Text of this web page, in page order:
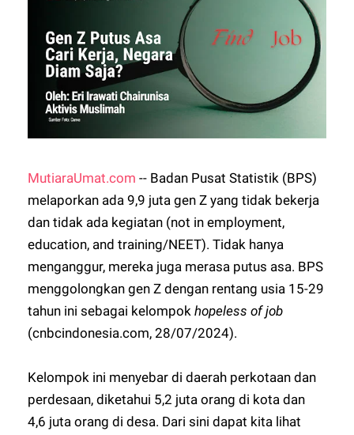
MutiaraUmat.com -- Badan Pusat Statistik (BPS)
melaporkan ada 9,9 juta gen Z yang tidak bekerja
dan tidak ada kegiatan (not in employment,
education, and training/NEET). Tidak hanya
menganggur, mereka juga merasa putus asa. BPS
menggolongkan gen Z dengan rentang usia 15-29
tahun ini sebagai kelompokhopeless of job
(cnbcindonesia.com, 28/07/2024).
Kelompok ini menyebar di daerah perkotaan dan
perdesaan, diketahui 5,2 juta orang di kota dan
4,6 juta orang di desa. Dari sini dapat kita lihat